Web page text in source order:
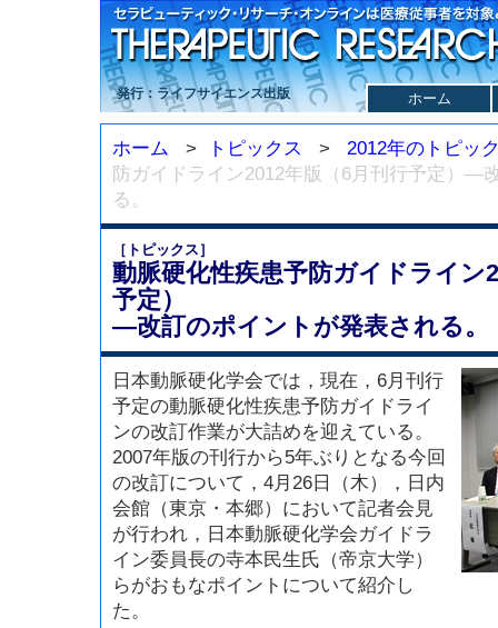
発行：ライフサイエンス出版 ホーム
ホーム > トピックス > 2012年のトピッ
防ガイドライン2012年版（6月刊行予定）—
る。
［トピックス］
動脈硬化性疾患予防ガイドライン
予定）
—改訂のポイントが発表される。
日本動脈硬化学会では，現在，6月刊行
予定の動脈硬化性疾患予防ガイドライ
ンの改訂作業が大詰めを迎えている。
2007年版の刊行から5年ぶりとなる今回
の改訂について，4月26日（木），日内
会館（東京・本郷）において記者会見
が行われ，日本動脈硬化学会ガイドラ
イン委員長の寺本民生氏（帝京大学）
らがおもなポイントについて紹介し
た。